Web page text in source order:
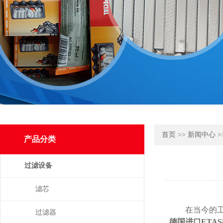
产品分类
过滤设备
滤芯
过滤器
首页 >> 新闻中心
在当今的工